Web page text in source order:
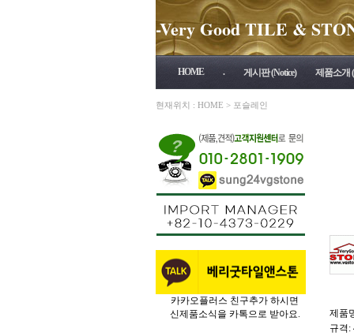
-Very Good TILE &
HOME . 게시판 (Notice) 제품소개
현재위치 : HOME > 포슬레인
카카오플러스 친구추가 하시면
신제품소식을 카톡으로 받아요.
제품
규격: